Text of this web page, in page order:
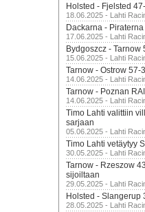
Holsted - Fjelsted
18.06.2025 - Lahti
Dackarna -
17.06.2025 - Lahti
Bydgoszcz - Tarnow
15.06.2025 - Lahti
Tarnow - Ostrow 57-
14.06.2025 - Lahti
Tarnow - Poznan
14.06.2025 - Lahti
Timo Lahti valittiin
sarjaan
05.06.2025 - Lahti
Timo Lahti vetäytyy
30.05.2025 - Lahti
Tarnow - Rzeszow
sijoiltaan
29.05.2025 - Lahti
Holsted - Slangerup
28.05.2025 - Lahti